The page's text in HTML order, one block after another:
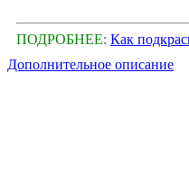
ПОДРОБНЕЕ: Как
Дополнительное описание